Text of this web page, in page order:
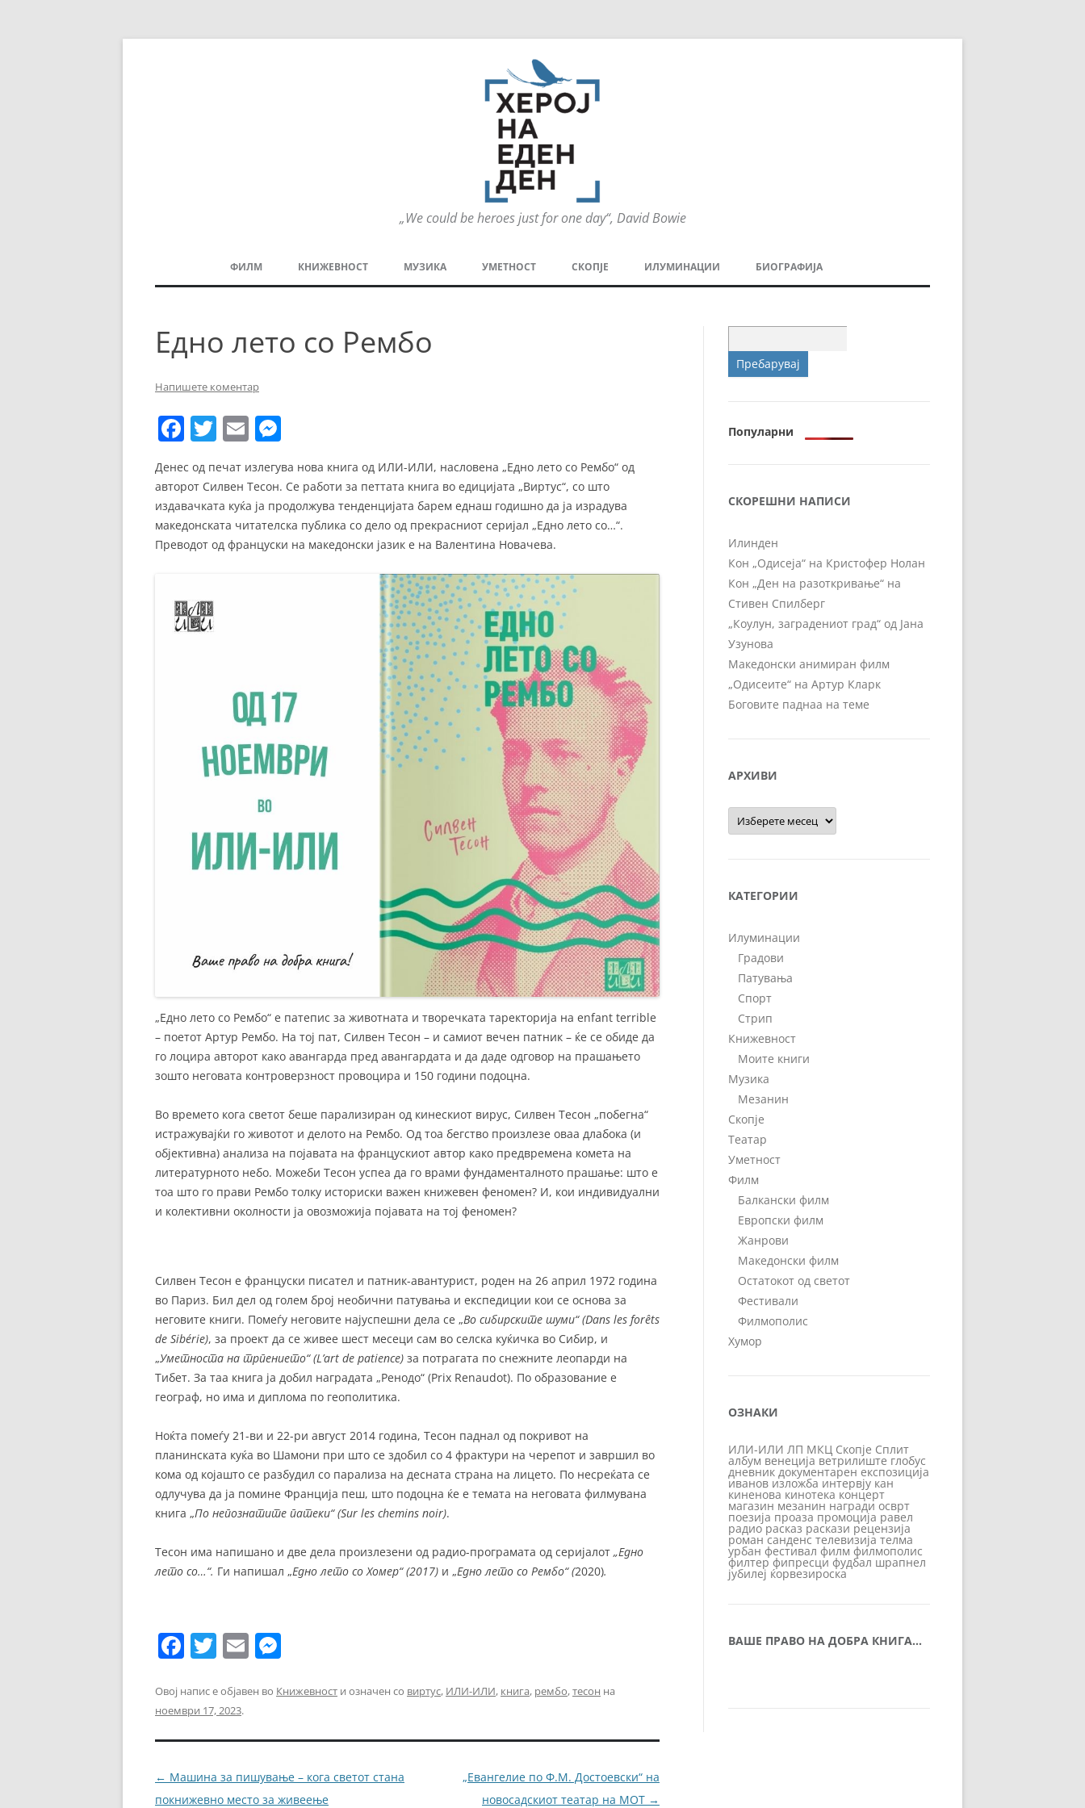
„We could be heroes just for one day“, David Bowie
содржината
ФИЛМ
БАЛКАНСКИ ФИЛМ
ФЕСТИВАЛИ
КНИЖЕВНОСТ МУЗИКА УМЕТНОСТ СКОПЈЕ ИЛУМИНАЦИИ
СПОРТ
БИОГРАФИЈА
Едно лето со Рембо
Напишете коментар
F
c
e
b
o
k
T
itt
er
E
ai
l
ss
e
n
g
Денес од печат излегува нова книга од ИЛИ-ИЛИ, насловена „Едно лето со Рембо“ од
авторот Силвен Тесон. Се работи за петтата книга во едицијата „Виртус“, со што
издавачката куќа ја продолжува тенденцијата барем еднаш годишно да ја израдува
македонската читателска публика со дело од прекрасниот серијал „Едно лето со…“.
Преводот од француски на македонски јазик е на Валентина Новачева.
„Едно лето со Рембо“ е патепис за животната и творечката таректорија на еnfant terrible
– поетот Артур Рембо. На тој пат, Силвен Тесон – и самиот вечен патник – ќе се обиде да
го лоцира авторот како авангарда пред авангардата и да даде одговор на прашањето
зошто неговата контроверзност провоцира и 150 години подоцна.
Во времето кога светот беше парализиран од кинескиот вирус, Силвен Тесон „побегна“
истражувајќи го животот и делото на Рембо. Од тоа бегство произлезе оваа длабока (и
објективна) анализа на појавата на францускиот автор како предвремена комета на
литературното небо. Можеби Тесон успеа да го врами фундаменталното прашање: што е
тоа што го прави Рембо толку историски важен книжевен феномен? И, кои индивидуални
и колективни околности ја овозможија појавата на тој феномен?
Силвен Тесон е француски писател и патник-авантурист, роден на 26 април 1972 година
во Париз. Бил дел од голем број необични патувања и експедиции кои се основа за
неговите книги. Помеѓу неговите најуспешни дела се „Во сибирските шуми“ (Dans les forêts
de Sibérie), за проект да се живее шест месеци сам во селска куќичка во Сибир, и
„Уметноста на трпението“ (L’art de patience) за потрагата по снежните леопарди на
Тибет. За таа книга ја добил наградата „Ренодо“ (Prix Renaudot). По образование е
географ, но има и диплома по геополитика.
Ноќта помеѓу 21-ви и 22-ри август 2014 година, Тесон паднал од покривот на
планинската куќа во Шамони при што се здобил со 4 фрактури на черепот и завршил во
кома од којашто се разбудил со парализа на десната страна на лицето. По несреќата се
одлучува да ја помине Франција пеш, што подоцна ќе е темата на неговата филмувана
книга „По непознатите патеки“ (Sur les chemins noir).
Тесон има напишано и две дела произлезени од радио-програмата од серијалот „Едно
лето со…“. Ги напишал „Едно лето со Хомер“ (2017) и „Едно лето со Рембо“ (2020).
F
c
e
b
o
o
T
itt
er
E
ai ss
n
g
er
Овој напис е објавен во Книжевност и означен со виртус, ИЛИ-ИЛИ, книга, рембо,тесон на
ноември 17, 2023.
Навигација
за
← Машина за пишување – кога светот стана
покнижевно место за живеење
„Евангелие по Ф.М. Достоевски“ на
новосадскиот театар на МОТ →
за:
Популарни
СКОРЕШНИ НАПИСИ
Илинден
Кон „Одисеја“ на Кристофер Нолан
Кон „Ден на разоткривање“ на
Стивен Спилберг
„Коулун, заградениот град“ од Јана
Узунова
Македонски анимиран филм
„Одисеите“ на Артур Кларк
Боговите паднаа на теме
АРХИВИ
Архиви
КАТЕГОРИИ
Илуминации
Градови
Патувања
Спорт
Стрип
Книжевност
Моите книги
Музика
Мезанин
Скопје
Театар
Уметност
Филм
Балкански филм
Европски филм
Жанрови
Македонски филм
Остатокот од светот
Фестивали
Филмополис
Хумор
ОЗНАКИ
ИЛИ-ИЛИ ЛП МКЦ Скопје Сплит
албум венеција ветрилиште глобус
дневник документарен експозиција
иванов изложба интервју кан
киненова кинотека концерт
магазин мезанин награди осврт
поезија проаза промоција равел
радио расказ раскази рецензија
роман санденс телевизија телма
урбан фестивал филм филмополис
филтер фипресци фудбал шрапнел
јубилеј ќорвезироска
ВАШЕ ПРАВО НА ДОБРА КНИГА…